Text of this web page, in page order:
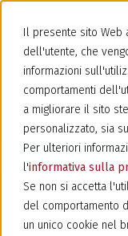
Il presente sito Web
dell'utente, che
informazioni
comportamenti
a migliorare il sito
personalizzato, sia
Per ulteriori
l'informativa sulla
Se non si accetta
del comportamento
un unico cookie nel
30 marzo 2026